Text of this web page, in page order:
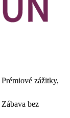
Prémiové zážitky,
Zábava bez